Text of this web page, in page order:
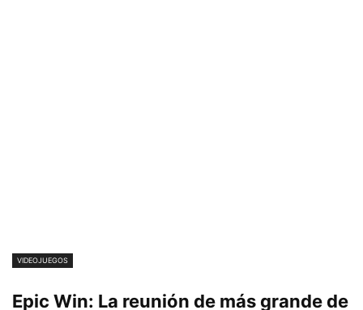
VIDEOJUEGOS
Epic Win: La reunión de más grande de